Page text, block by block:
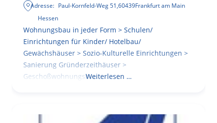
Adresse: Paul-Kornfeld-Weg 51,60439Frankfurt am Main
Hessen
Wohnungsbau in jeder Form > Schulen/
Einrichtungen für Kinder/ Hotelbau/
Gewächshäuser > Sozio-Kulturelle Einrichtungen >
Sanierung Gründerzeithäuser >
GeschoßwohnungsbauWeiterlesen …